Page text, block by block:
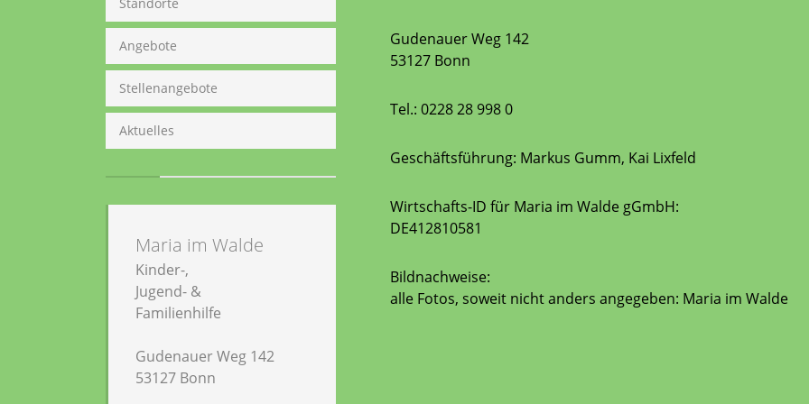
Angebote
Stellenangebote
Aktuelles
Maria im Walde
Kinder-,
Jugend- &
Familienhilfe
Gudenauer Weg 142
53127 Bonn
Gudenauer Weg 142
53127 Bonn
Tel.: 0228 28 998 0
Geschäftsführung: Markus Gumm, Kai Lixfeld
Wirtschafts-ID für Maria im Walde gGmbH:
DE412810581
Bildnachweise:
alle Fotos, soweit nicht anders angegeben: Maria im Walde